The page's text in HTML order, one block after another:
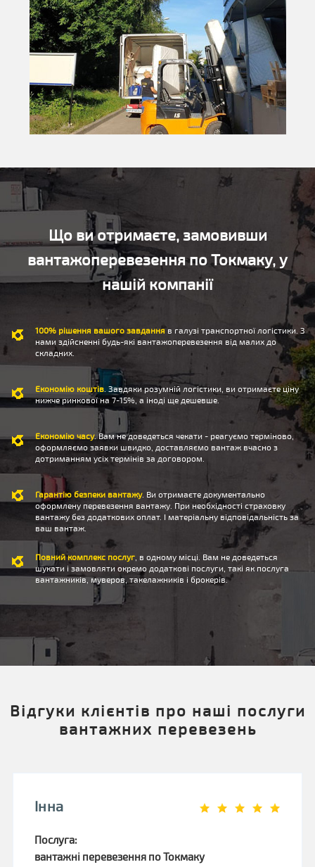
Що ви отримаєте, замовивши
вантажоперевезення по Токмаку, у
нашій компанії
100% рішення вашого завданняв галузі транспортної логістики. З
нами здійсненні будь-які вантажоперевезення від малих до
складних.
Економію коштів . Завдяки розумній логістики, ви отримаєте ціну
нижче ринкової на 7-15%, а іноді ще дешевше.
Економію часу. Вам не доведеться чекати - реагуємо терміново,
оформляємо заявки швидко, доставляємо вантаж вчасно з
дотриманням усіх термінів за договором.
Гарантію безпеки вантажу. Ви отримаєте документально
оформлену перевезення вантажу. При необхідності страховку
вантажу без додаткових оплат. І матеріальну відповідальність за
ваш вантаж.
Повний комплекс послуг , в одному місці. Вам не доведеться
шукати і замовляти окремо додаткові послуги, такі як послуга
вантажників, муверов, такелажників і брокерів.
Відгуки клієнтів про наші послуги
вантажних перевезень
Інна
Послуга:
вантажні перевезення по Токмаку